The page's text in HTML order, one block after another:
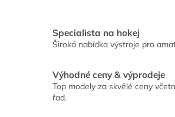
Specialista na hokej
Široká nabídka výstroje pro
Výhodné ceny & výprodeje
Top modely za skvělé ceny
řad.